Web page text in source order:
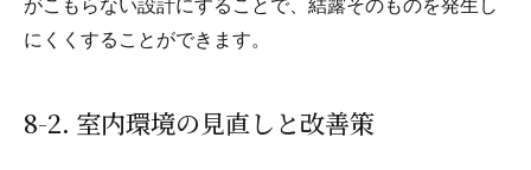
がこもらない設計にすることで、結露そのものを発生し
にくくすることができます。
8-2. 室内環境の見直しと改善策